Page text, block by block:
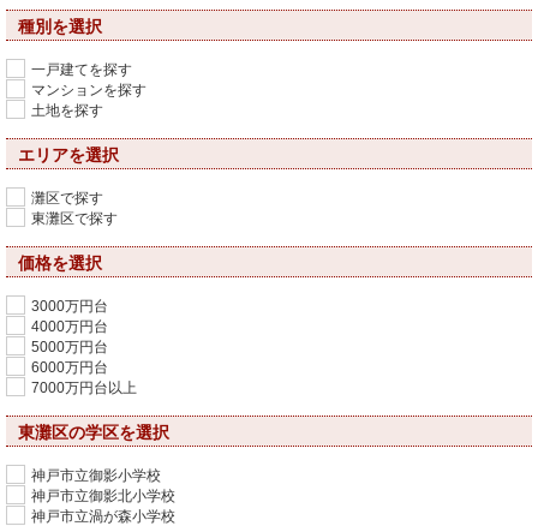
種別を選択
一戸建てを探す
マンションを探す
土地を探す
エリアを選択
灘区で探す
東灘区で探す
価格を選択
3000万円台
4000万円台
5000万円台
6000万円台
7000万円台以上
東灘区の学区を選択
神戸市立御影小学校
神戸市立御影北小学校
神戸市立渦が森小学校